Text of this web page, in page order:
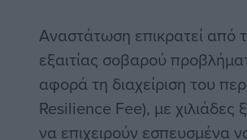
Αναστάτωση επικρατεί από
εξαιτίας σοβαρού
αφορά τη διαχείριση του
Resilience Fee), με χιλιάδες
να επιχειρούν εσπευσμένα